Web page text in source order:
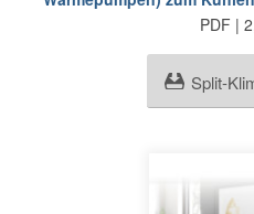
PDF |
Split-